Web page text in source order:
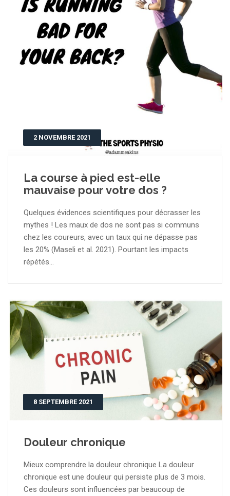
2 NOVEMBRE 2021
La course à pied est-elle
mauvaise pour votre dos ?
Quelques évidences scientifiques pour décrasser les
mythes ! Les maux de dos ne sont pas si communs
chez les coureurs, avec un taux qui ne dépasse pas
les 20% (Maseli et al. 2021). Pourtant les impacts
répétés...
8 SEPTEMBRE 2021
Douleur chronique
Mieux comprendre la douleur chronique La douleur
chronique est une douleur qui persiste plus de 3 mois.
Ces douleurs sont influencées par beaucoup de